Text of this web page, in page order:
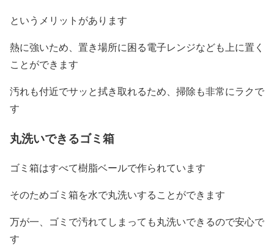
というメリットがあります
熱に強いため、置き場所に困る電子レンジなども上に置く
ことができます
汚れも付近でサッと拭き取れるため、掃除も非常にラクで
す
丸洗いできるゴミ箱
ゴミ箱はすべて樹脂ベールで作られています
そのためゴミ箱を水で丸洗いすることができます
万が一、ゴミで汚れてしまっても丸洗いできるので安心で
す